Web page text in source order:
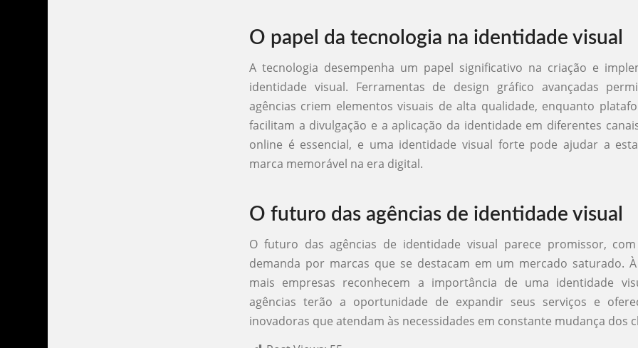
O papel da tecnologia na identidade visual
A tecnologia desempenha um papel significativo na criação e
identidade visual. Ferramentas de design gráfico avançadas
agências criem elementos visuais de alta qualidade, enquanto
facilitam a divulgação e a aplicação da identidade em diferentes
online é essencial, e uma identidade visual forte pode ajudar a
marca memorável na era digital.
O futuro das agências de identidade visual
O futuro das agências de identidade visual parece promissor,
demanda por marcas que se destacam em um mercado saturado.
mais empresas reconhecem a importância de uma identidade
agências terão a oportunidade de expandir seus serviços e
inovadoras que atendam às necessidades em constante mudança dos